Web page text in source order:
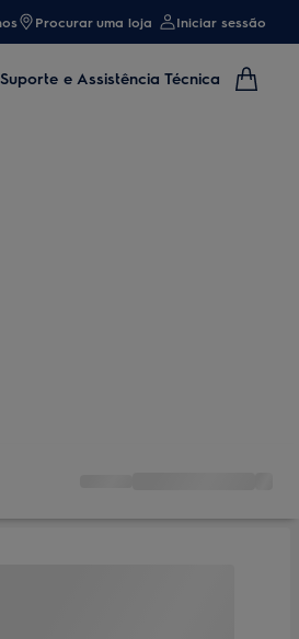
Procurar uma loja Iniciar sessão
Suporte e Assistência Técnica